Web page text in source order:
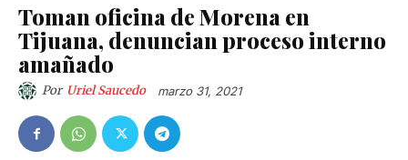
Toman oficina de Morena en
Tijuana, denuncian proceso interno
amañado
Por Uriel Saucedo marzo 31, 2021